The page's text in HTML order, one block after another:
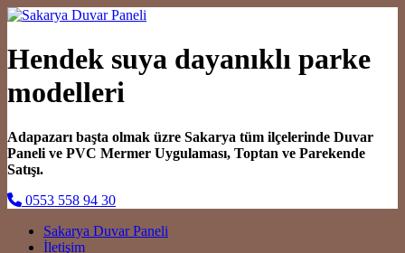
Hendek suya dayanıklı parke
modelleri
Adapazarı başta olmak üzre Sakarya tüm ilçelerinde Duvar
Paneli ve PVC Mermer Uygulaması, Toptan ve Parekende
Satışı.
0553 558 94 30
Main Navigation
Sakarya Duvar Paneli
İletişim